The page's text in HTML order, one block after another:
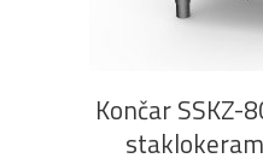
Končar SSKZ-